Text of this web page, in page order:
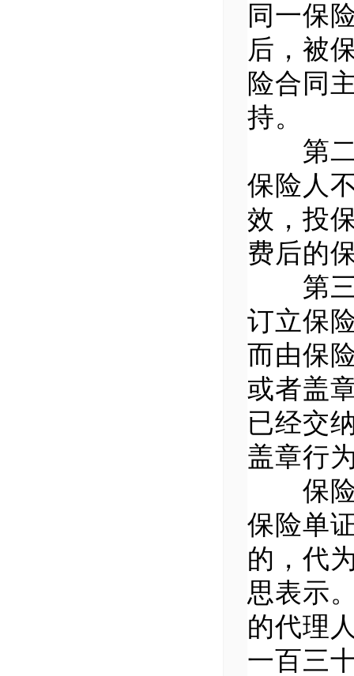
同一保
后，被
险合同
持。
第二
保险人
效，投
费后的
第三
订立保
而由保
或者盖
已经交
盖章行
保险
保险单
的，代
思表示
的代理
一百三